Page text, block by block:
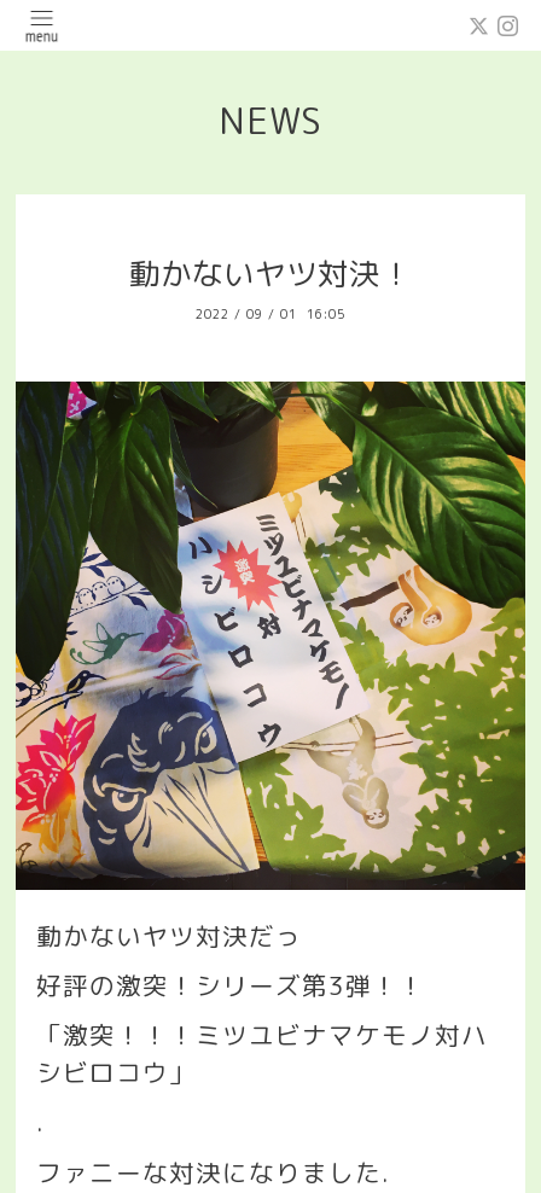
NEWS
動かないヤツ対決！
2022 / 09 / 01 16:05
動かないヤツ対決だっ
好評の激突！シリーズ第3弾！！
「激突！！！ミツユビナマケモノ対ハ
シビロコウ」
.
ファニーな対決になりました.